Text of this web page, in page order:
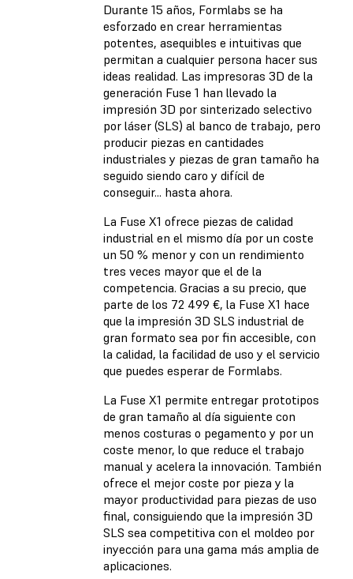
Durante 15 años, Formlabs se ha
esforzado en crear herramientas
potentes, asequibles e intuitivas que
permitan a cualquier persona hacer sus
ideas realidad. Las impresoras 3D de la
generación Fuse 1 han llevado la
impresión 3D por sinterizado selectivo
por láser (SLS) al banco de trabajo, pero
producir piezas en cantidades
industriales y piezas de gran tamaño ha
seguido siendo caro y difícil de
conseguir... hasta ahora.
La Fuse X1 ofrece piezas de calidad
industrial en el mismo día por un coste
un 50 % menor y con un rendimiento
tres veces mayor que el de la
competencia. Gracias a su precio, que
parte de los 72 499 €, la Fuse X1 hace
que la impresión 3D SLS industrial de
gran formato sea por fin accesible, con
la calidad, la facilidad de uso y el servicio
que puedes esperar de Formlabs.
La Fuse X1 permite entregar prototipos
de gran tamaño al día siguiente con
menos costuras o pegamento y por un
coste menor, lo que reduce el trabajo
manual y acelera la innovación. También
ofrece el mejor coste por pieza y la
mayor productividad para piezas de uso
final, consiguiendo que la impresión 3D
SLS sea competitiva con el moldeo por
inyección para una gama más amplia de
aplicaciones.